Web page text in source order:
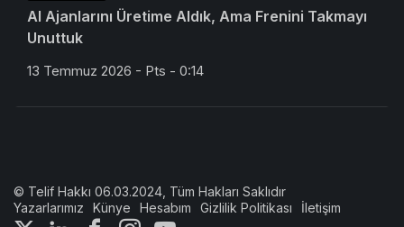
AI Ajanlarını Üretime Aldık, Ama Frenini Takmayı
Unuttuk
13 Temmuz 2026 - Pts - 0:14
© Telif Hakkı 06.03.2024, Tüm Hakları Saklıdır
Yazarlarımız
Künye Hesabım Gizlilik Politikası İletişim